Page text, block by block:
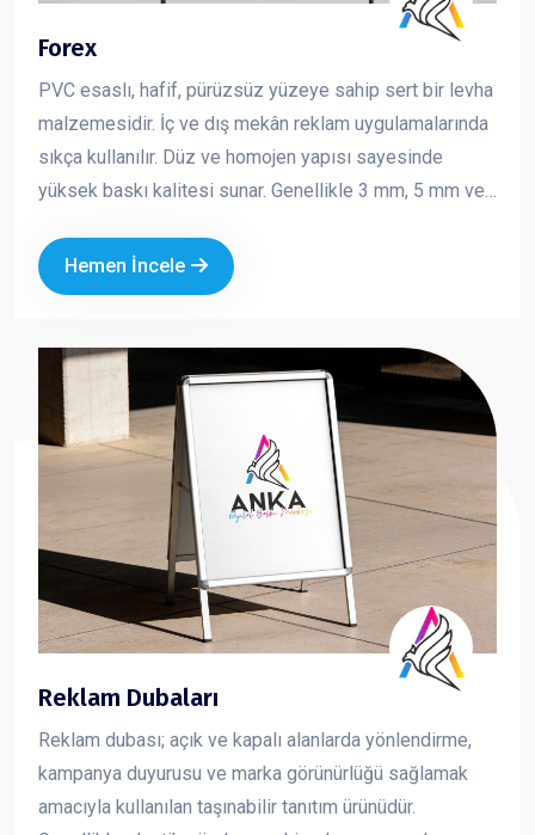
Forex
PVC esaslı, hafif, pürüzsüz yüzeye sahip sert bir levha
malzemesidir. İç ve dış mekân reklam uygulamalarında
sıkça kullanılır. Düz ve homojen yapısı sayesinde
yüksek baskı kalitesi sunar. Genellikle 3 mm, 5 mm ve
şekillendirilebilir bir yapıya sahiptir. Reklam ve tanıtım
çalışmalarında hem ekonomik hem de şık bir çözüm
ve profesyonel şekilde yansıtmanıza yardımcı olur.
Hemen İncele
Reklam Dubaları
Reklam dubası; açık ve kapalı alanlarda yönlendirme,
kampanya duyurusu ve marka görünürlüğü sağlamak
amacıyla kullanılan taşınabilir tanıtım ürünüdür.